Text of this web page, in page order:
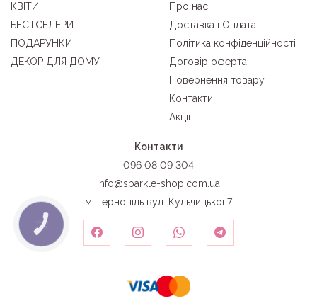
КВІТИ
БЕСТСЕЛЕРИ
ПОДАРУНКИ
ДЕКОР ДЛЯ ДОМУ
Про нас
Доставка і Оплата
Політика конфіденційності
Договір оферта
Повернення товару
Контакти
Акції
Контакти
096 08 09 304
info@sparkle-shop.com.ua
м. Тернопіль вул. Кульчицької 7
КНОПКА
ЗВ'ЯЗКУ